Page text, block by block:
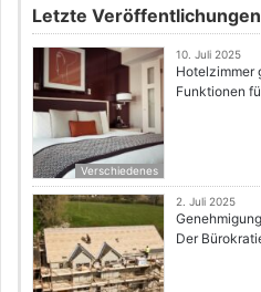
Letzte
Verschiedenes
10. Juli 2025
Hotelzimmer
Funktionen
2. Juli 2025
Der